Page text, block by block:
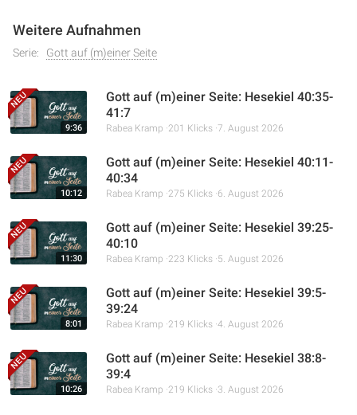
Weitere Aufnahmen
Serie: Gott auf (m)einer Seite
9:36
Gott auf (m)einer Seite: Hesekiel 40:35-
41:7
Rabea Kramp 201 Klicks 7. August 2026
10:12
Gott auf (m)einer Seite: Hesekiel 40:11-
40:34
Rabea Kramp 275 Klicks 6. August 2026
11:30
Gott auf (m)einer Seite: Hesekiel 39:25-
40:10
Rabea Kramp 223 Klicks 5. August 2026
8:01
Gott auf (m)einer Seite: Hesekiel 39:5-
39:24
Rabea Kramp 219 Klicks 4. August 2026
10:26
Gott auf (m)einer Seite: Hesekiel 38:8-
39:4
Rabea Kramp 219 Klicks 3. August 2026